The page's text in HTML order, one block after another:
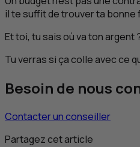
il te suffit de trouver ta bonne
Et toi, tu sais où va ton
Tu verras si ça colle avec ce
Besoin de nous
Contacter un conseiller
Partagez cet article